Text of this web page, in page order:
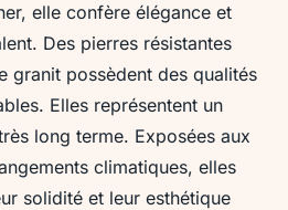
elle confère élégance et
Des pierres résistantes
granit possèdent des qualités
Elles représentent un
long terme. Exposées aux
climatiques, elles
solidité et leur esthétique